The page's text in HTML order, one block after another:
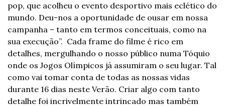
pop, que acolheu o evento desportivo mais eclético do
mundo. Deu-nos a oportunidade de ousar em nossa
campanha – tanto em termos conceituais, como na
sua execução”.  Cada frame do filme é rico em
detalhes, mergulhando o nosso público numa Tóquio
onde os Jogos Olímpicos já assumiram o seu lugar. Tal
como vai tomar conta de todas as nossas vidas
durante 16 dias neste Verão. Criar algo com tanto
detalhe foi incrivelmente intrincado mas também